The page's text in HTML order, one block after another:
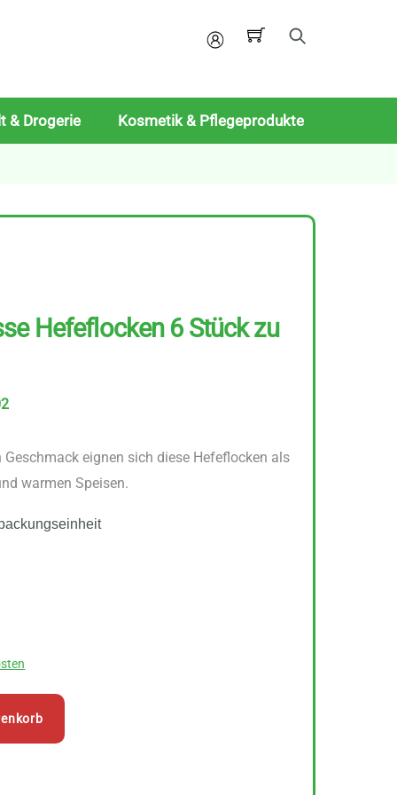
Mein
& Drogerie Kosmetik & Pflegeprodukte
Hefeflocken 6 Stück zu
eignen sich diese Hefeflocken als
warmen Speisen.